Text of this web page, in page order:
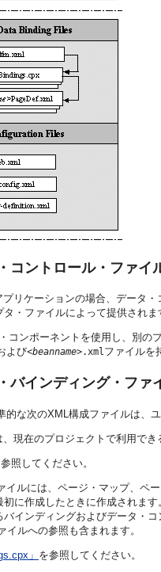
コントロール・ファイ
リケーションの場合、データ
・ファイルによって提供され
コンポーネントを使用し、別の
よび<beanname>.xmlファイルを
バインディング・ファ
な次のXML構成ファイルは、
現在のプロジェクトで利用でき
照してください。
イルには、ページ・マップ、ペ
に作成したときに作成されます
インディングおよびデータ・コ
イルへの参照も含まれます。
」 を参照してください。